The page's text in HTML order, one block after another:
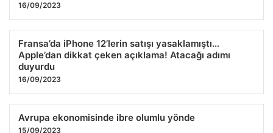
16/09/2023
Fransa’da iPhone 12’lerin satışı yasaklamıştı…
Apple’dan dikkat çeken açıklama! Atacağı adımı
duyurdu
16/09/2023
Avrupa ekonomisinde ibre olumlu yönde
15/09/2023